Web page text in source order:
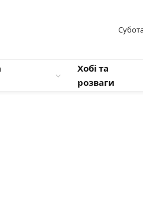
Хобі та
розваги